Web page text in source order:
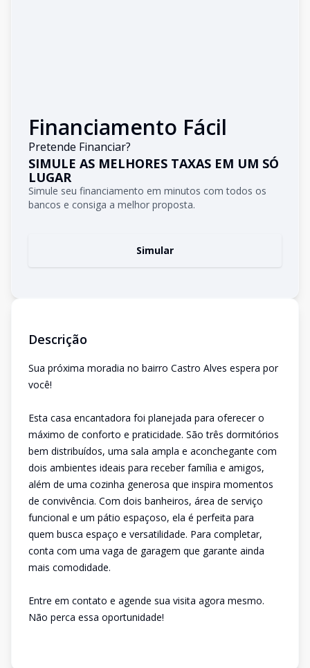
Financiamento Fácil
Pretende Financiar?
SIMULE AS MELHORES TAXAS EM UM SÓ
LUGAR
Simule seu financiamento em minutos com todos os
bancos e consiga a melhor proposta.
Simular
Descrição
Sua próxima moradia no bairro Castro Alves espera por
você!
Esta casa encantadora foi planejada para oferecer o
máximo de conforto e praticidade. São três dormitórios
bem distribuídos, uma sala ampla e aconchegante com
dois ambientes ideais para receber família e amigos,
além de uma cozinha generosa que inspira momentos
de convivência. Com dois banheiros, área de serviço
funcional e um pátio espaçoso, ela é perfeita para
quem busca espaço e versatilidade. Para completar,
conta com uma vaga de garagem que garante ainda
mais comodidade.
Entre em contato e agende sua visita agora mesmo.
Não perca essa oportunidade!